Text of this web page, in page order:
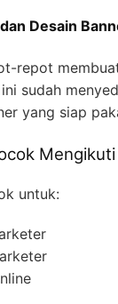
Desain
repot
sudah
yang siap
untuk: